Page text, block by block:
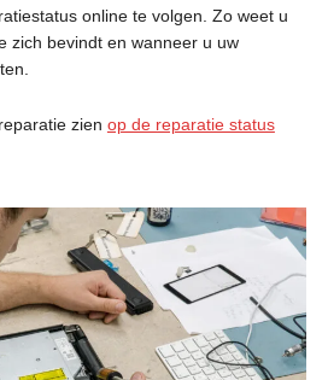
online te volgen. Zo weet u
zich bevindt en wanneer u uw
zien op de reparatie status